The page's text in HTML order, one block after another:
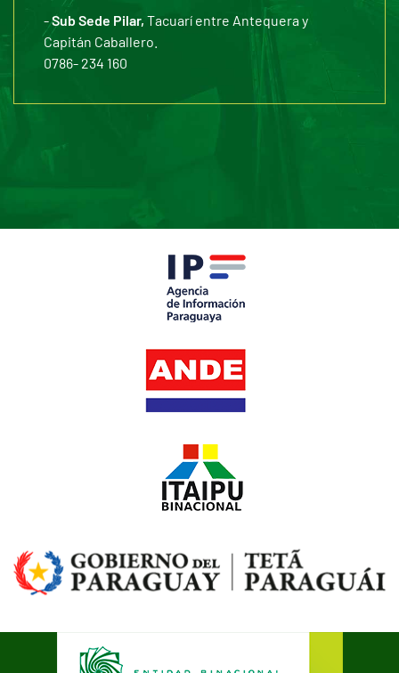
-Sub Sede Pilar, Tacuarí entre Antequera y
Capitán Caballero.
0786- 234 160